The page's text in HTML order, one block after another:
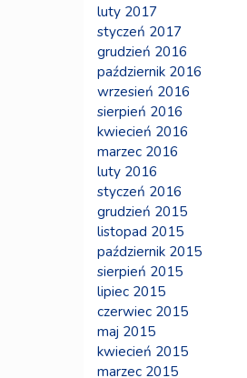
luty 2017
styczeń 2017
grudzień 2016
październik 2016
wrzesień 2016
sierpień 2016
kwiecień 2016
marzec 2016
luty 2016
styczeń 2016
grudzień 2015
listopad 2015
październik 2015
sierpień 2015
lipiec 2015
czerwiec 2015
maj 2015
kwiecień 2015
marzec 2015